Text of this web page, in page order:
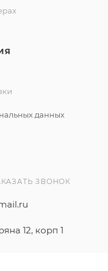
данных
ЗВОНОК
12, корп 1